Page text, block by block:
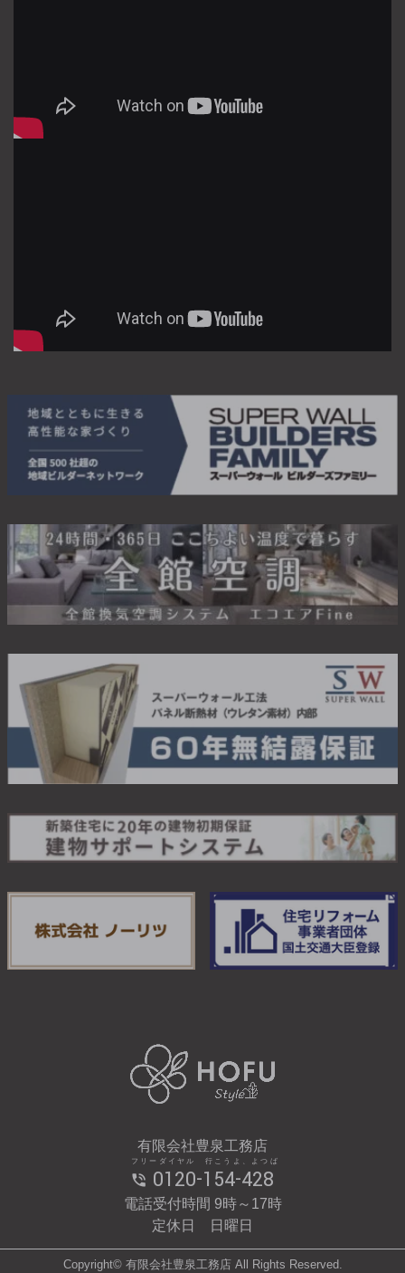
有限会社豊泉工務店
0120-154-428
フリーダイヤル 行こうよ、よつば
電話受付時間 9時～17時
定休日 日曜日
Copyright© 有限会社豊泉工務店 All Rights Reserved.